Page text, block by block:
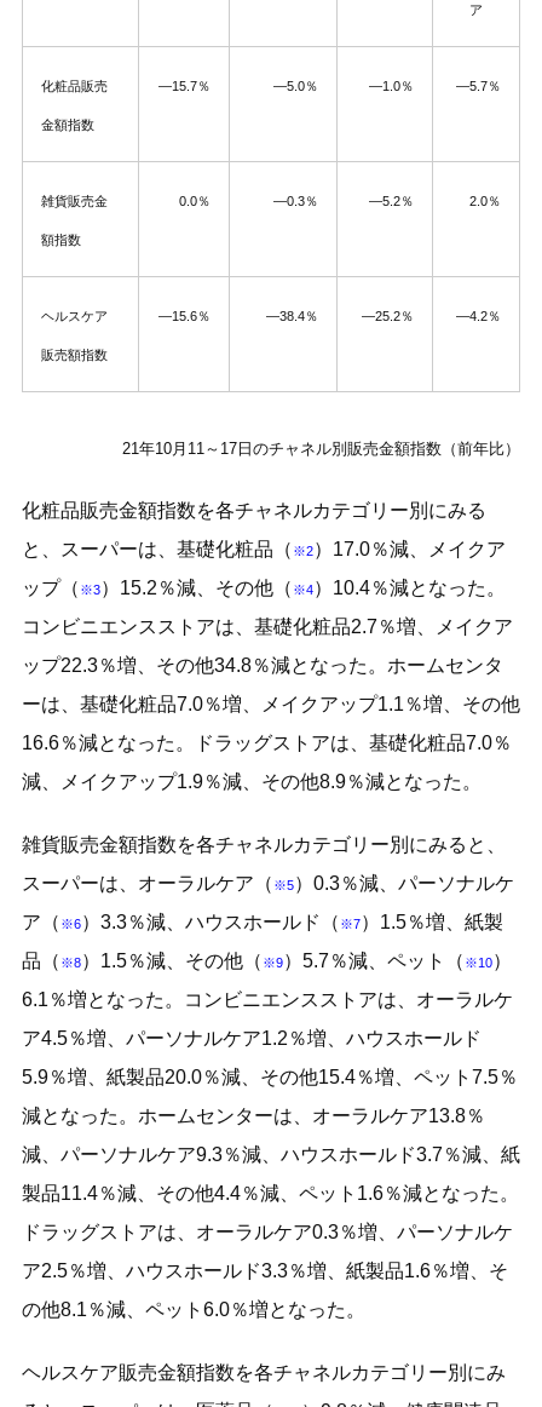
ア
化粧品販売
金額指数
―15.7％ ―5.0％ ―1.0％ ―5.7％
雑貨販売金
額指数
0.0％ ―0.3％ ―5.2％ 2.0％
ヘルスケア
販売額指数
―15.6％ ―38.4％ ―25.2％ ―4.2％
21年10月11～17日のチャネル別販売金額指数（前年比）
化粧品販売金額指数を各チャネルカテゴリー別にみる
と、スーパーは、基礎化粧品（ ※2）17.0％減、メイクア
ップ（ ※3）15.2％減、その他（ ※4）10.4％減となった。
コンビニエンスストアは、基礎化粧品2.7％増、メイクア
ップ22.3％増、その他34.8％減となった。ホームセンタ
ーは、基礎化粧品7.0％増、メイクアップ1.1％増、その他
16.6％減となった。ドラッグストアは、基礎化粧品7.0％
減、メイクアップ1.9％減、その他8.9％減となった。
雑貨販売金額指数を各チャネルカテゴリー別にみると、
スーパーは、オーラルケア（ ※5）0.3％減、パーソナルケ
ア（ ※6）3.3％減、ハウスホールド（ ※7）1.5％増、紙製
品（ ※8）1.5％減、その他（ ※9）5.7％減、ペット（ ※10）
6.1％増となった。コンビニエンスストアは、オーラルケ
ア4.5％増、パーソナルケア1.2％増、ハウスホールド
5.9％増、紙製品20.0％減、その他15.4％増、ペット7.5％
減となった。ホームセンターは、オーラルケア13.8％
減、パーソナルケア9.3％減、ハウスホールド3.7％減、紙
製品11.4％減、その他4.4％減、ペット1.6％減となった。
ドラッグストアは、オーラルケア0.3％増、パーソナルケ
ア2.5％増、ハウスホールド3.3％増、紙製品1.6％増、そ
の他8.1％減、ペット6.0％増となった。
ヘルスケア販売金額指数を各チャネルカテゴリー別にみ